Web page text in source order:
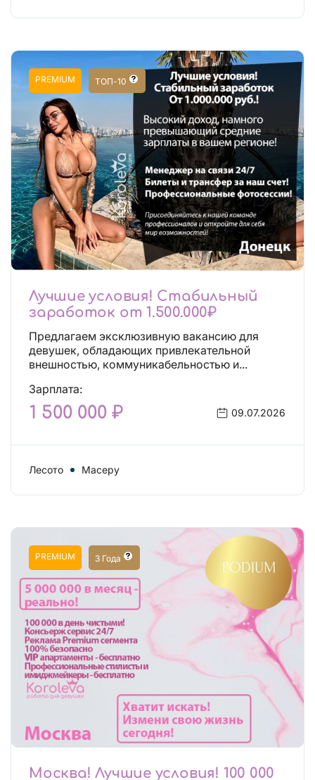
PREMIUM ТОП-10
Лучшие условия! Стабильный
заработок от 1.500.000₽
Предлагаем эксклюзивную вакансию для
девушек, обладающих привлекательной
внешностью, коммуникабельностью и...
Зарплата:
1 500 000 ₽ 09.07.2026
Лесото Масеру
PREMIUM 3 Года
Москва! Лучшие условия! 100 000